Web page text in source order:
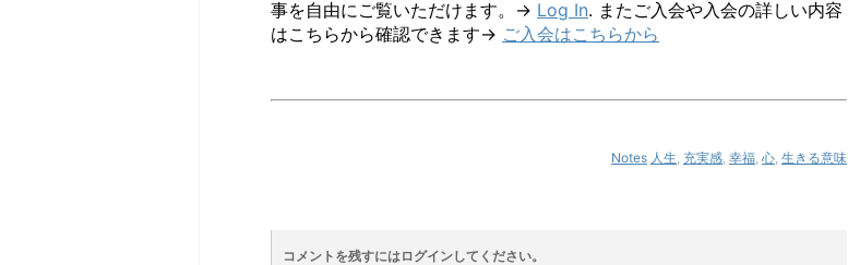
事を自由にご覧いただけます。→ Log In. またご入会や入会の詳しい内容
はこちらから確認できます→ ご入会はこちらから
Notes 人生 充実感 幸福 心 生きる意味
コメントを残すにはログインしてください。